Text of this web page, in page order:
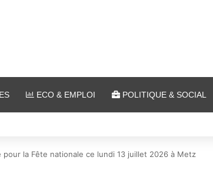
ECO & EMPLOI POLITIQUE & SOCIAL
de la semaine à Metz (31 juillet 2026)
pour la Fête nationale ce lundi 13 juillet 2026 à Metz